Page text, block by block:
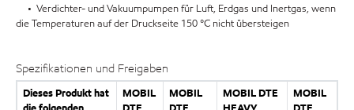
• Verdichter- und Vakuumpumpen für Luft, Erdgas und Inertgas, wenn
die Temperaturen auf der Druckseite 150 °C nicht übersteigen
Spezifikationen und Freigaben
Dieses Produkt hat
MOBIL
MOBIL
MOBIL DTE
MOBIL